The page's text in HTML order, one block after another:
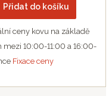
Přidat do košíku
ceny kovu na základě
mezi 10:00-11:00 a 16:00-
Fixace ceny